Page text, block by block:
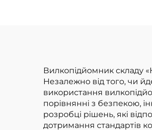
Вилкопідйомник складу
Незалежно від того, чи
використання
порівнянні з безпекою,
розробці рішень, які
дотримання стандартів